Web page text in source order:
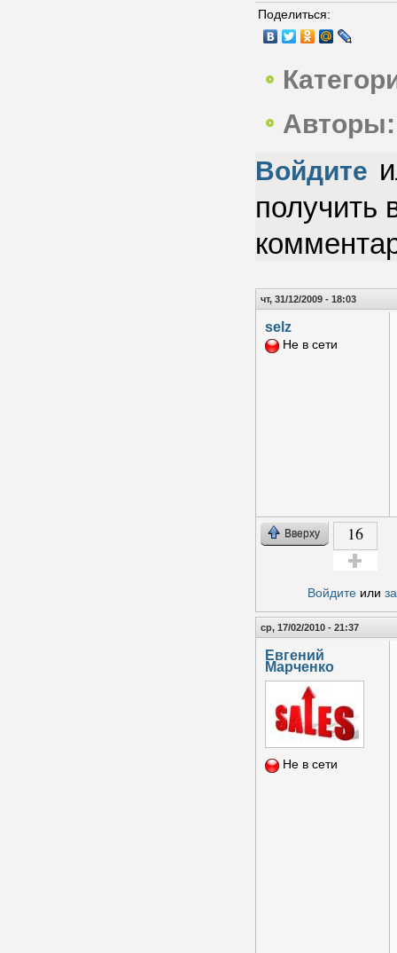
Поделиться:
Авторы:
Войдите
получить
чт, 31/12/2009 - 18:03
selz
Не в сети
Вверху 16
Войдитеили
ср, 17/02/2010 - 21:37
Евгений
Марченко
Не в сети